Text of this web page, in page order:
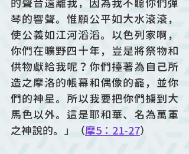
的聲音遠離我，因為我不聽你們彈
琴的響聲。惟願公平如大水滾滾，
使公義如江河滔滔。以色列家啊，
你們在曠野四十年，豈是將祭物和
供物獻給我呢？你們擡著為自己所
造之摩洛的帳幕和偶像的龕，並你
們的神星。所以我要把你們擄到大
馬色以外。這是耶和華、名為萬軍
之神說的。」（摩5：21-27）